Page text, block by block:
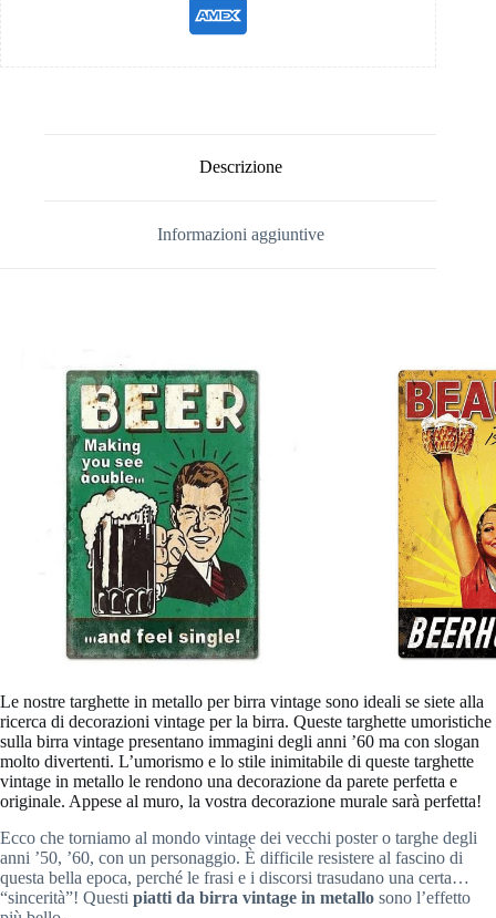
Descrizione
Informazioni aggiuntive
Le nostre targhette in metallo per birra vintage sono ideali se siete alla
ricerca di decorazioni vintage per la birra. Queste targhette umoristiche
sulla birra vintage presentano immagini degli anni ’60 ma con slogan
molto divertenti. L’umorismo e lo stile inimitabile di queste targhette
vintage in metallo le rendono una decorazione da parete perfetta e
originale. Appese al muro, la vostra decorazione murale sarà perfetta!
Ecco che torniamo al mondo vintage dei vecchi poster o targhe degli
anni ’50, ’60, con un personaggio. È difficile resistere al fascino di
questa bella epoca, perché le frasi e i discorsi trasudano una certa…
“sincerità”! Questi piatti da birra vintage in metallo sono l’effetto